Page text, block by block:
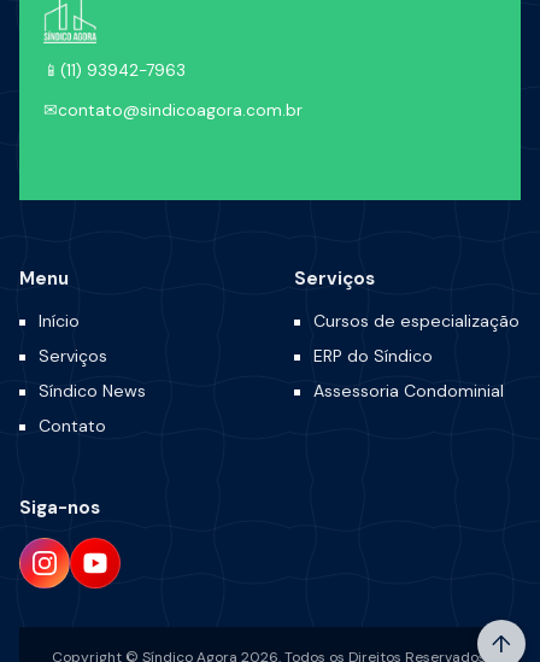
📱 (11) 93942-7963
✉contato@sindicoagora.com.br
Menu
Início
Serviços
Síndico News
Contato
Serviços
Cursos de especialização
ERP do Síndico
Assessoria Condominial
Siga-nos
↑
Copyright © Síndico Agora 2026. Todos os Direitos Reservados.